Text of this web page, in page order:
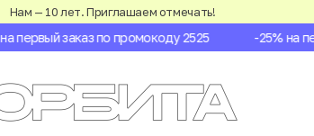
Нам — 10 лет. Приглашаем отмечать!
первый заказ по промокоду 2525 -25% на